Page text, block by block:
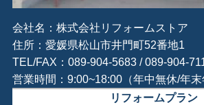
会社名：株式会社リフォームストア
住所：愛媛県松山市井門町52番地1
TEL/FAX：089-904-5683 / 089-904-
営業時間：9:00~18:00（年中無休/年末
リフォームプラン